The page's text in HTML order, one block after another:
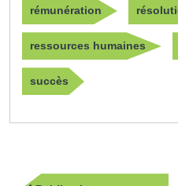
rémunération
ressources humaines
succès
Navigation